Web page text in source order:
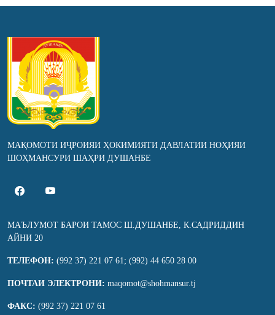
МАҚОМОТИ ИҶРОИЯИ ҲОКИМИЯТИ ДАВЛАТИИ НОҲИЯИ
ШОҲМАНСУРИ ШАҲРИ ДУШАНБЕ
МАЪЛУМОТ БАРОИ ТАМОС Ш.ДУШАНБЕ, К.САДРИДДИН
АЙНИ 20
ТЕЛЕФОН: (992 37) 221 07 61; (992) 44 650 28 00
ПОЧТАИ ЭЛЕКТРОНИ: maqomot@shohmansur.tj
ФАКС: (992 37) 221 07 61